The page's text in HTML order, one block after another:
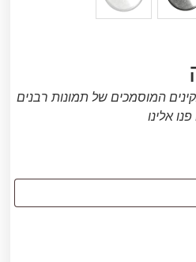
המוסמכים של תמונות רבנים
אלינו